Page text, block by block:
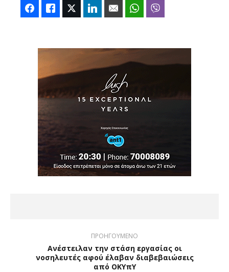
FacebookLike Twitter LinkedIn Email WhatsApp
ΠΡΟΗΓΟΥΜΕΝΟ
Ανέστειλαν την στάση εργασίας οι
νοσηλευτές αφού έλαβαν διαβεβαιώσεις
από ΟΚΥπΥ